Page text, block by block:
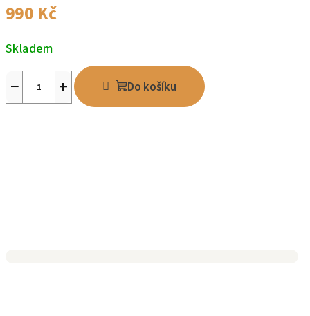
990 Kč
Skladem
+
− Do košíku